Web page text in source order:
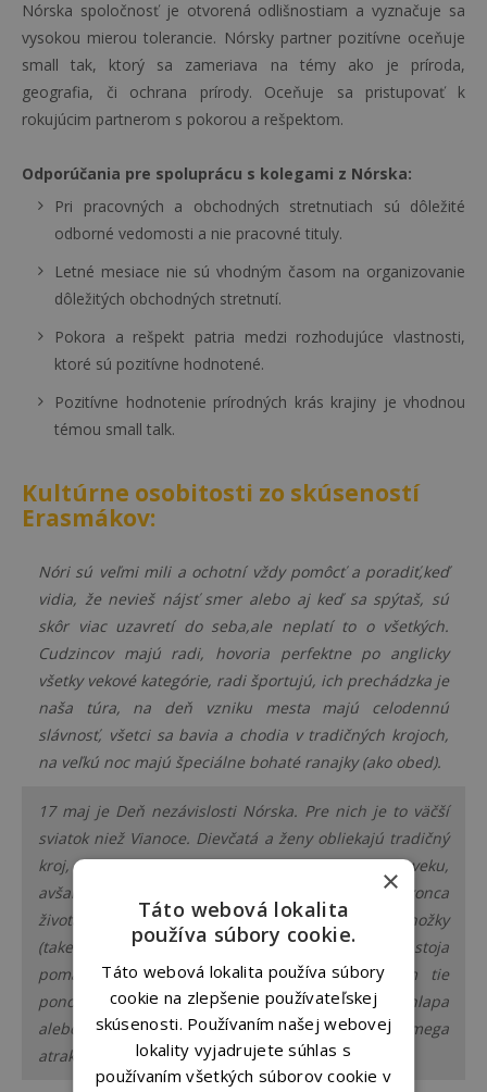
Nórska spoločnosť je otvorená odlišnostiam a vyznačuje sa
vysokou mierou tolerancie. Nórsky partner pozitívne oceňuje
small tak, ktorý sa zameriava na témy ako je príroda,
geografia, či ochrana prírody. Oceňuje sa pristupovať k
rokujúcim partnerom s pokorou a rešpektom.
Odporúčania pre spoluprácu s kolegami z Nórska:
Pri pracovných a obchodných stretnutiach sú dôležité
odborné vedomosti a nie pracovné tituly.
Letné mesiace nie sú vhodným časom na organizovanie
dôležitých obchodných stretnutí.
Pokora a rešpekt patria medzi rozhodujúce vlastnosti,
ktoré sú pozitívne hodnotené.
Pozitívne hodnotenie prírodných krás krajiny je vhodnou
témou small talk.
Kultúrne osobitosti zo skúseností
Erasmákov:
Nóri sú veľmi mili a ochotní vždy pomôcť a poradiť,keď
vidia, že nevieš nájsť smer alebo aj keď sa spýtaš, sú
skôr viac uzavretí do seba,ale neplatí to o všetkých.
Cudzincov majú radi, hovoria perfektne po anglicky
všetky vekové kategórie, radi športujú, ich prechádzka je
naša túra, na deň vzniku mesta majú celodennú
slávnosť, všetci sa bavia a chodia v tradičných krojoch,
na veľkú noc majú špeciálne bohaté ranajky (ako obed).
17 maj je Deň nezávislosti Nórska. Pre nich je to väčší
sviatok niež Vianoce. Dievčatá a ženy obliekajú tradičný
kroj, ktorý mimochodom dostanú už v mladom veku,
avšak väčšinou sa dá nastavovať čiže ho máju do konca
života. Pre mužov je typické oblek a vysoké ponožky
(take špeciálne, tradične Nórske ponožky, ktoré stoja
pomaly takisto ako žensky kroj). Mimochodom tie
ponožky nosia aj v iné dni. Nórky šalejú keď vidia chlapa
alebo muža v tých ponožkách, pre nich je to mega
atraktívne.
×
Táto webová lokalita
používa súbory cookie.
Táto webová lokalita používa súbory
cookie na zlepšenie používateľskej
skúsenosti. Používaním našej webovej
lokality vyjadrujete súhlas s
používaním všetkých súborov cookie v